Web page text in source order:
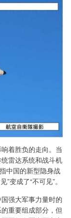
着胜负的走向。当
雷达系统和战斗机
中国的新型隐身战
变成了“不可见”。
强大军事力量时的
重要组成部分，但